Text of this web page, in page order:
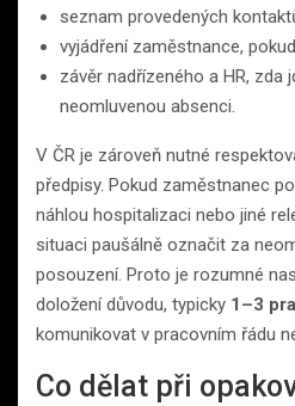
seznam provedených
vyjádření zaměstnance,
závěr nadřízeného a HR, zda
neomluvenou absenci.
V ČR je zároveň nutné
předpisy. Pokud zaměstnanec
náhlou hospitalizaci nebo jiné
situaci paušálně označit za
posouzení. Proto je rozumné
doložení důvodu, typicky 1–3
komunikovat v pracovním řádu
Co dělat při